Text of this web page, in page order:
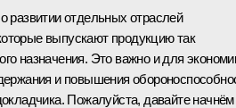
развитии отдельных отраслей
выпускают продукцию так
назначения. Это важно и для
и повышения
Пожалуйста, давайте начнём